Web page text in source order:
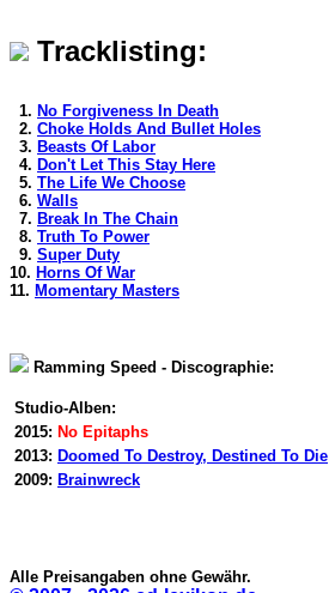
Tracklisting:
1. No Forgiveness In Death
2. Choke Holds And Bullet Holes
3. Beasts Of Labor
4. Don't Let This Stay Here
5. The Life We Choose
6. Walls
7. Break In The Chain
8. Truth To Power
9. Super Duty
10. Horns Of War
11. Momentary Masters
Ramming Speed - Discographie:
Studio-Alben:
2015: No Epitaphs
2013: Doomed To Destroy, Destined To Die
2009: Brainwreck
Alle Preisangaben ohne Gewähr.